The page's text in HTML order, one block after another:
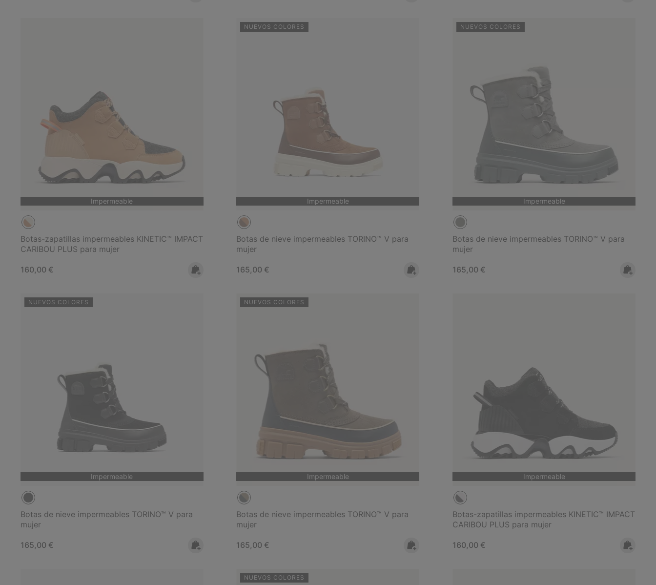
Impermeable
Botas-zapatillas impermeables KINETIC™ IMPACT
CARIBOU PLUS para mujer
Regular price:
160,00 €
NUEVOS COLORES
Impermeable
Botas de nieve impermeables TORINO™ V para
mujer
Regular price:
165,00 €
NUEVOS COLORES
Impermeable
Botas de nieve impermeables TORINO™ V para
mujer
Regular price:
165,00 €
NUEVOS COLORES
Impermeable
Botas de nieve impermeables TORINO™ V para
mujer
Regular price:
165,00 €
NUEVOS COLORES
Impermeable
Botas de nieve impermeables TORINO™ V para
mujer
Regular price:
165,00 €
Impermeable
Botas-zapatillas impermeables KINETIC™ IMPACT
CARIBOU PLUS para mujer
Regular price:
160,00 €
NUEVOS COLORES